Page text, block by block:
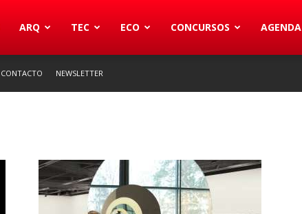
ARQ TEC ECO CONCURSOS AGENDA
CONTACTO NEWSLETTER